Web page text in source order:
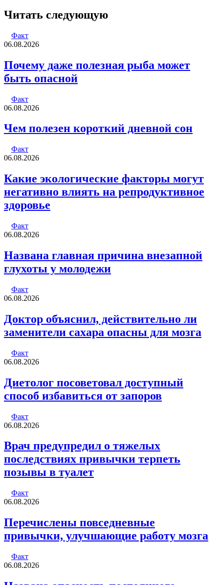
через
электронную
Читать следующую
Факт
06.08.2026
Почему даже полезная рыба может
быть опасной
Факт
06.08.2026
Чем полезен короткий дневной сон
Факт
06.08.2026
Какие экологические факторы могут
негативно влиять на репродуктивное
здоровье
Факт
06.08.2026
Названа главная причина внезапной
глухоты у молодежи
Факт
06.08.2026
Доктор объяснил, действительно ли
заменители сахара опасны для мозга
Факт
06.08.2026
Диетолог посоветовал доступный
способ избавиться от запоров
Факт
06.08.2026
Врач предупредил о тяжелых
последствиях привычки терпеть
позывы в туалет
Факт
06.08.2026
Перечислены повседневные
привычки, улучшающие работу мозга
Факт
06.08.2026